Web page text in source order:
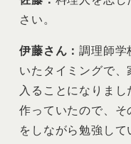
さい。
伊藤さん：調理師学
いたタイミングで
入ることになりま
作っていたので、そ
をしながら勉強して